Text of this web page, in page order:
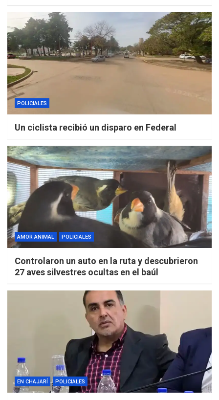
POLICIALES
Un ciclista recibió un disparo en Federal
AMOR ANIMAL POLICIALES
Controlaron un auto en la ruta y descubrieron
27 aves silvestres ocultas en el baúl
EN CHAJARÍ POLICIALES